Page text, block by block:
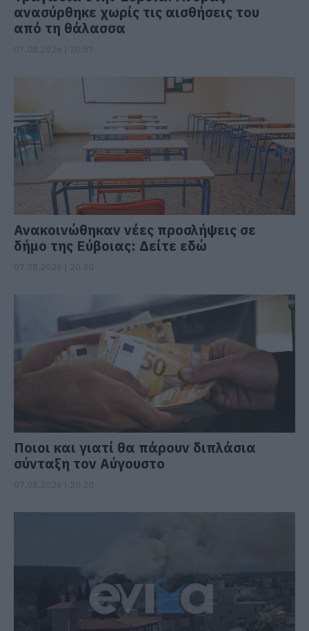
ανασύρθηκε χωρίς τις αισθήσεις του
από τη θάλασσα
Ανακοινώθηκαν νέες προσλήψεις σε
δήμο της Εύβοιας: Δείτε εδώ
Ποιοι και γιατί θα πάρουν διπλάσια
σύνταξη τον Αύγουστο